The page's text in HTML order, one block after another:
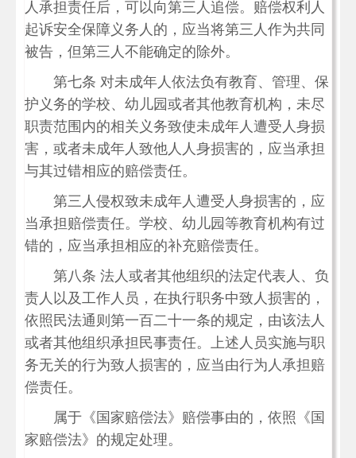
人承担责任后，可以向第三人追偿。赔偿权利人
起诉安全保障义务人的，应当将第三人作为共同
被告，但第三人不能确定的除外。
第七条 对未成年人依法负有教育、管理、保
护义务的学校、幼儿园或者其他教育机构，未尽
职责范围内的相关义务致使未成年人遭受人身损
害，或者未成年人致他人人身损害的，应当承担
与其过错相应的赔偿责任。
第三人侵权致未成年人遭受人身损害的，应
当承担赔偿责任。学校、幼儿园等教育机构有过
错的，应当承担相应的补充赔偿责任。
第八条 法人或者其他组织的法定代表人、负
责人以及工作人员，在执行职务中致人损害的，
依照民法通则第一百二十一条的规定，由该法人
或者其他组织承担民事责任。上述人员实施与职
务无关的行为致人损害的，应当由行为人承担赔
偿责任。
属于《国家赔偿法》赔偿事由的，依照《国
家赔偿法》的规定处理。